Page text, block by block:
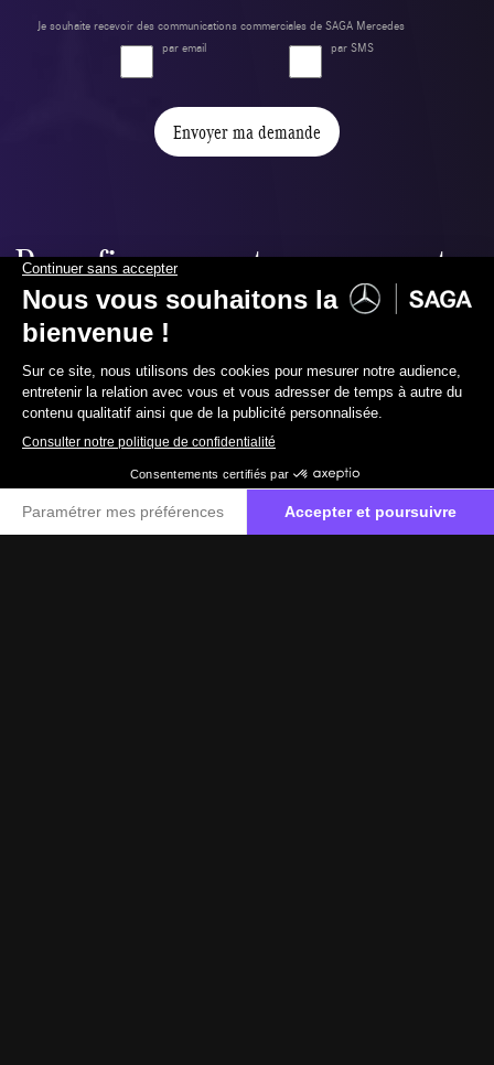
069 85 70 00
Je souhaite recevoir des communications commerciales de SAGA Mercedes
par email
par SMS
Envoyer ma demande
Pour financer et assurer votre
nouvel utilitaire,
nous vous proposons :
Financement
Choisissez le produit financier qui optimisera
votre gestion.